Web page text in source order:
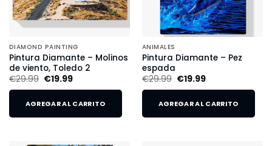
DIAMOND PAINTING
Pintura Diamante – Molinos
de viento, Toledo 2
€29.99 €19.99
AGREGAR AL CARRITO
ANIMALES
Pintura Diamante – Pez
espada
€29.99 €19.99
AGREGAR AL CARRITO